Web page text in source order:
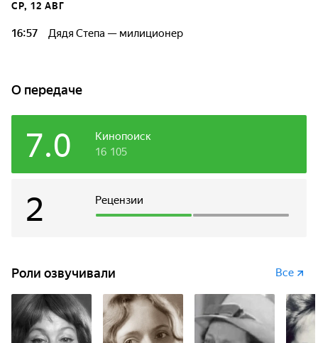
СР, 12 АВГ
16:57 Дядя Степа — милиционер
О передаче
Кинопоиск
7.0 16 105
Рецензии
2
Роли озвучивали Все